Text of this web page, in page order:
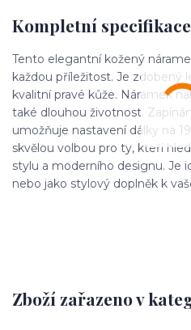
Kompletní specifikace
Tento elegantní kožený
každou příležitost. Je zdobený
kvalitní pravé kůže. Náramek
také dlouhou životnost.
umožňuje nastavení dálky na
skvělou volbou pro ty, kteří
stylu a moderního designu. Je
nebo jako stylový doplněk k
Zboží zařazeno v